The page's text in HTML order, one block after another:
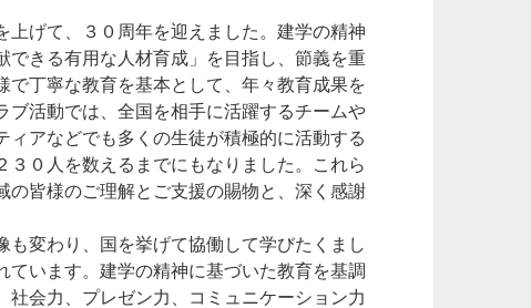
げて、３０周年を迎えました。建学の精神
できる有用な人材育成」を目指し、節義を重
で丁寧な教育を基本として、年々教育成果を
ブ活動では、全国を相手に活躍するチームや
アなどでも多くの生徒が積極的に活動する
３０人を数えるまでにもなりました。これら
の皆様のご理解とご支援の賜物と、深く感謝
変わり、国を挙げて協働して学びたくまし
ています。建学の精神に基づいた教育を基調
社会力、プレゼン力、コミュニケーション力